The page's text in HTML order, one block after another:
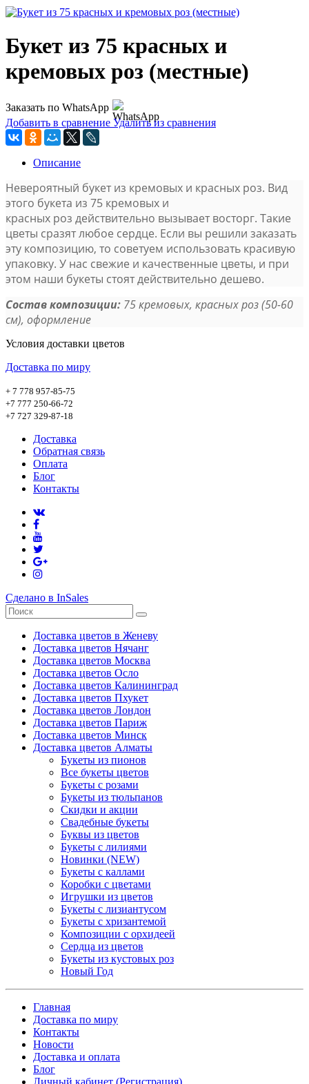
Букет из 75 красных и
кремовых роз (местные)
Заказать по WhatsApp
Добавить в сравнение Удалить из сравнения
Описание
Невероятный букет из кремовых и красных роз. Вид
этого букета из 75 кремовых и
красных роз действительно вызывает восторг. Такие
цветы сразят любое сердце. Если вы решили заказать
эту композицию, то советуем использовать красивую
упаковку. У нас свежие и качественные цветы, и при
этом наши букеты стоят действительно дешево.
Состав композиции: 75 кремовых, красных роз (50-60
см), оформление
Условия доставки цветов
Доставка по миру
+ 7 778 957-85-75
+7 777 250-66-72
+7 727 329-87-18
Доставка
Обратная связь
Оплата
Блог
Контакты
Сделано в InSales
Доставка цветов в Женеву
Доставка цветов Нячанг
Доставка цветов Москва
Доставка цветов Осло
Доставка цветов Калининград
Доставка цветов Пхукет
Доставка цветов Лондон
Доставка цветов Париж
Доставка цветов Минск
Доставка цветов Алматы
Букеты из пионов
Все букеты цветов
Букеты с розами
Букеты из тюльпанов
Скидки и акции
Свадебные букеты
Буквы из цветов
Букеты с лилиями
Новинки (NEW)
Букеты с каллами
Коробки с цветами
Игрушки из цветов
Букеты с лизиантусом
Букеты с хризантемой
Композиции с орхидеей
Сердца из цветов
Букеты из кустовых роз
Новый Год
Главная
Доставка по миру
Контакты
Новости
Доставка и оплата
Блог
Личный кабинет (Регистрация)